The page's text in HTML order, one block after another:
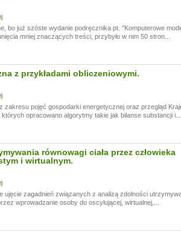
bo już szóste wydanie podręcznika pt. "Komputerowe
mniej znaczących treści, przybyło w nim 50 stron...
z przykładami obliczeniowymi.
zakresu pojęć gospodarki energetycznej oraz przegląd
opracowano algorytmy takie jak bilanse substancji i...
równowagi ciała przez człowieka
i wirtualnym.
ujęcie zagadnień związanych z analizą zdolności
wprowadzanie osoby do oscylującej, wirtualnej,...